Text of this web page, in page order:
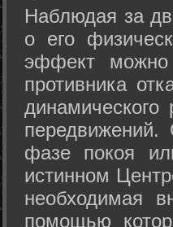
Hаблюдая за
о его
эффект можно
противника
динамического
фазе покоя
истинном
необходимая
помощью